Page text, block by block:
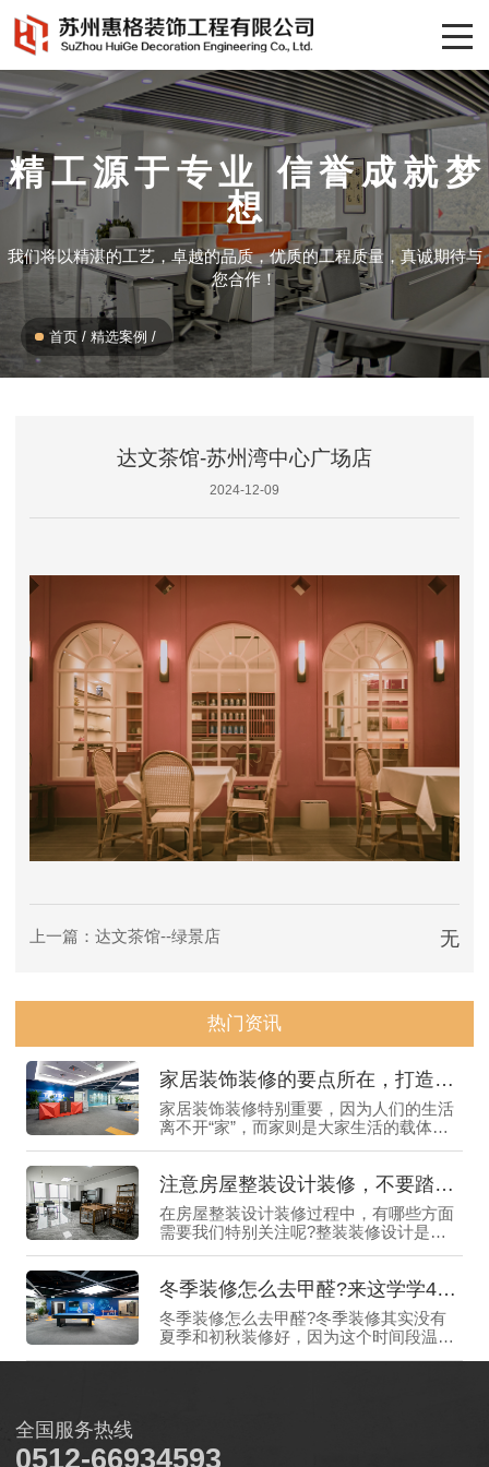
精工源于专业 信誉成就梦
想
我们将以精湛的工艺，卓越的品质，优质的工程质量，真诚期待与
您合作！
首页/ 精选案例 /
达文茶馆-苏州湾中心广场店
2024-12-09
上一篇：达文茶馆--绿景店 无
热门资讯
家居装饰装修的要点所在，打造舒适生活的关键
家居装饰装修特别重要，因为人们的生活
离不开“家”，而家则是大家生活的载体，
行家居装饰装修就显得尤为重要了，为了
帮助大家更好地理解和应用家居装修装饰
的相关知识，下面惠格装饰就来给大家仔
细介绍一下。
注意房屋整装设计装修，不要踏进“雷区”
在房屋整装设计装修过程中，有哪些方面
需要我们特别关注呢?整装装修设计是全
馨港湾，每一个细节都可能影响到我们的
生活质量，所以如果选择房屋整装设计装
修的话，需要提前了解一些细节与要点，
那么下面惠格装饰就来给大家介绍一下。
冬季装修怎么去甲醛?来这学学4个好窍门
冬季装修怎么去甲醛?冬季装修其实没有
夏季和初秋装修好，因为这个时间段温度
较高，更有利于室内甲醛的挥发，而冬季
下面惠格装饰就来给大家介绍一下。
全国服务热线
0512-66934593